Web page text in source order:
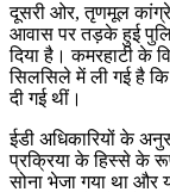
दूसरी ओर, तृणमूल
आवास पर तड़के हुई
दिया है। कमरहाटी के
सिलसिले में ली गई है
दी गई थीं।
ईडी अधिकारियों के
प्रक्रिया के हिस्से के
सोना भेजा गया था और